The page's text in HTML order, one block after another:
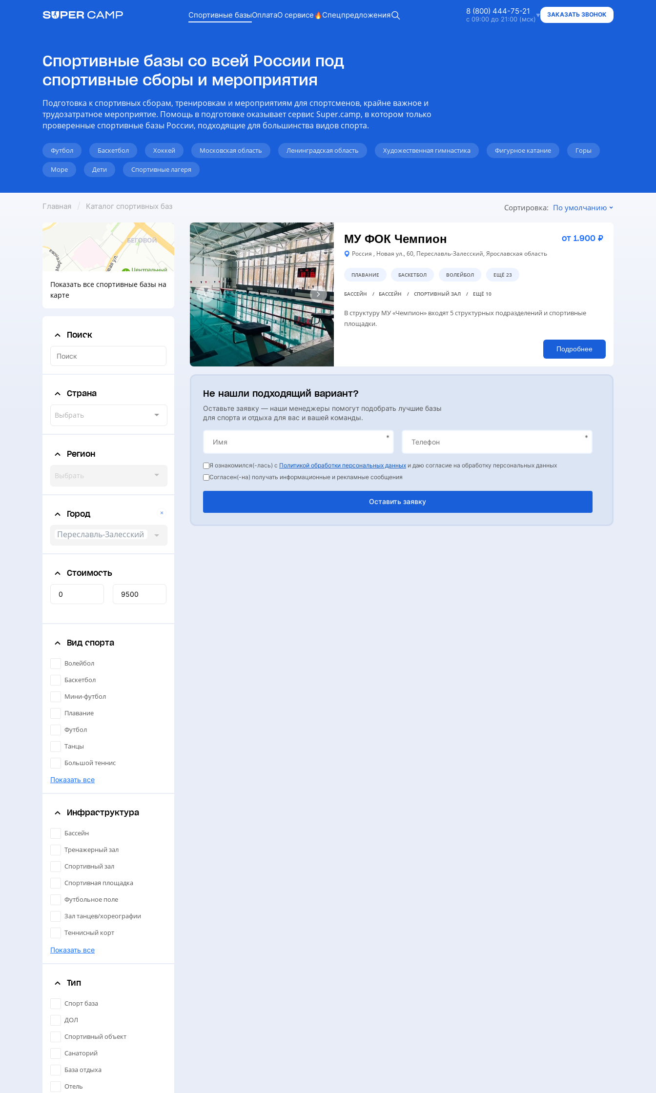
Спортивные базыОплатаО сервисе Спецпредложения 8 (800) 444-75-21
с 09:00 до 21:00 (мск)
info@super.camp
Консультации и документы
ЗАКАЗАТЬ ЗВОНОК
Спортивные базы со всей России под
спортивные сборы и мероприятия
Подготовка к спортивных сборам, тренировкам и мероприятиям для спортсменов, крайне важное и
трудозатратное мероприятие. Помощь в подготовке оказывает сервис Super.camp, в котором только
проверенные спортивные базы России, подходящие для большинства видов спорта.
Футбол Баскетбол Хоккей Московская область Ленинградская область Художественная гимнастика Фигурное катание Горы
Море Дети Спортивные лагеря
Главная Каталог спортивных баз Сортировка: По умолчанию
Показать все спортивные базы на
карте
Поиск
Страна
Выбрать
Регион
Выбрать
Город
Переславль-Залесский
Стоимость
Вид спорта
Волейбол
Баскетбол
Мини-футбол
Плавание
Футбол
Танцы
Большой теннис
Настольный теннис
Единоборства
Бадминтон
Художественная гимнастика
Дзюдо
Борьба
Йога
Хореография
Синхронное плавание
Пляжный волейбол
Показать все
Инфраструктура
Бассейн
Тренажерный зал
Спортивный зал
Спортивная площадка
Футбольное поле
Зал танцев/хореографии
Теннисный корт
Настольный теннис
Ледовая арена
Конференц-зал/банкетный зал
Показать все
Тип
Спорт база
ДОЛ
Спортивный объект
Санаторий
База отдыха
Отель
МУ ФОК Чемпион
Россия , Новая ул., 60, Переславль-Залесский, Ярославская область
от 1.900 ₽
ПЛАВАНИЕ БАСКЕТБОЛ ВОЛЕЙБОЛ ЕЩЁ 23
БАССЕЙН БАССЕЙН СПОРТИВНЫЙ ЗАЛ ЕЩЁ 10
В структуру МУ «Чемпион» входят 5 структурных подразделений и спортивные
площадки.
Подробнее
Не нашли подходящий вариант?
Оставьте заявку — наши менеджеры помогут подобрать лучшие базы
для спорта и отдыха для вас и вашей команды.
Я ознакомился(-лась) с Политикой обработки персональных данных и даю согласие на обработку персональных данных
Согласен(-на) получать информационные и рекламные сообщения